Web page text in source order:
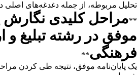
تحلیل مربوطه، از جمله دغدغه‌های اصلی
**مراحل کلیدی نگارش
موفق در رشته تبلیغ و
فرهنگی**
یک پایان‌نامه موفق، نتیجه طی کردن